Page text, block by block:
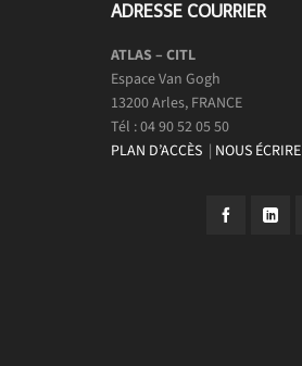
ADRESSE COURRIER
ATLAS – CITL
Espace Van Gogh
13200 Arles, FRANCE
Tél : 04 90 52 05 50
PLAN D’ACCÈS | NOUS ÉCRIRE